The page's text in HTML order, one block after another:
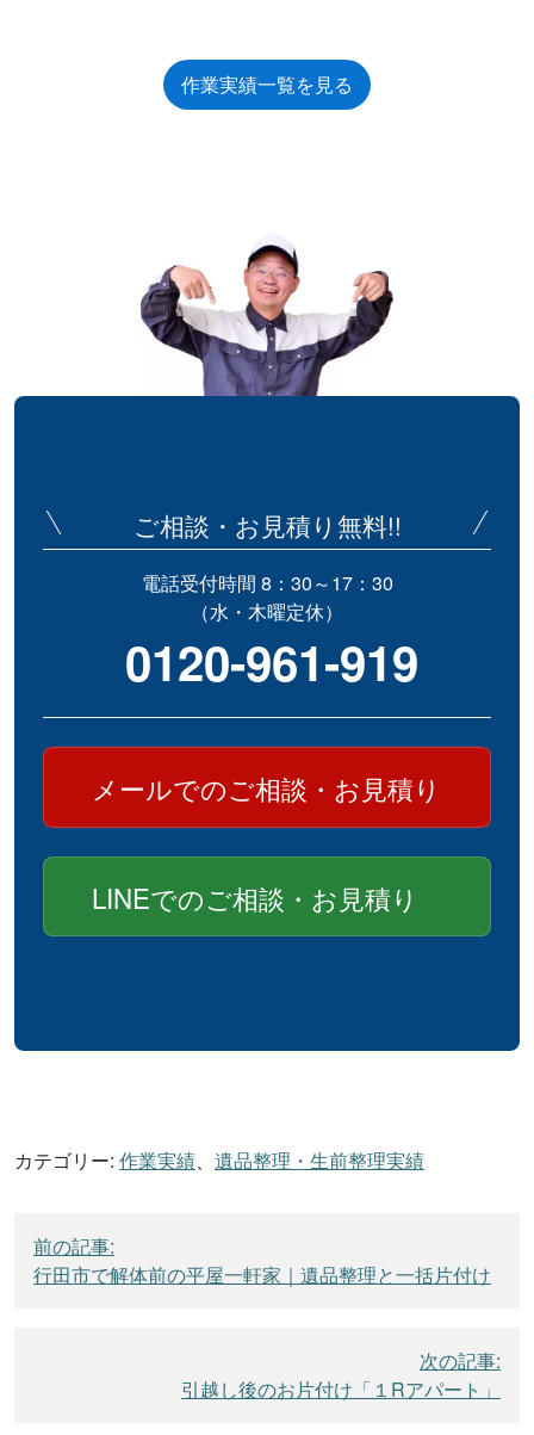
作業実績一覧を見る
ご相談・お見積り無料!!
電話受付時間 8：30～17：30
（水・木曜定休）
0120-961-919
メールでのご相談・お見積り
LINEでのご相談・お見積り
カテゴリー: 作業実績、 遺品整理・生前整理実績
投
稿
前の記事:
行田市で解体前の平屋一軒家｜遺品整理と一括片付け
次の記事:
引越し後のお片付け「１Rアパート」